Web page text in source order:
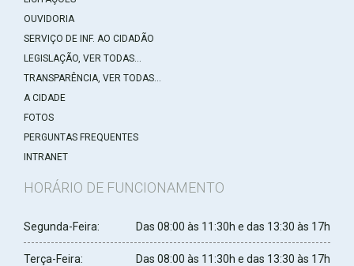
OUVIDORIA
SERVIÇO DE INF. AO CIDADÃO
LEGISLAÇÃO, VER TODAS...
TRANSPARÊNCIA, VER TODAS...
A CIDADE
FOTOS
PERGUNTAS FREQUENTES
INTRANET
HORÁRIO DE FUNCIONAMENTO
Segunda-Feira: Das 08:00 às 11:30h e das 13:30 às 17h
Terça-Feira: Das 08:00 às 11:30h e das 13:30 às 17h